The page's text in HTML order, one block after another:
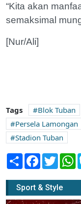
“Kita akan
semaksimal
[Nur/Ali]
Tags Blok Tuban
Persela Lamongan
Stadion Tuban
Share Facebook
Twitter
Sport & Style